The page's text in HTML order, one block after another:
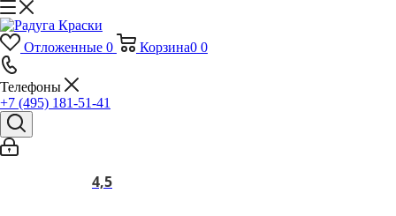
Отложенные 0 Корзина0 0
Телефоны
+7 (495) 181-51-41
4,5